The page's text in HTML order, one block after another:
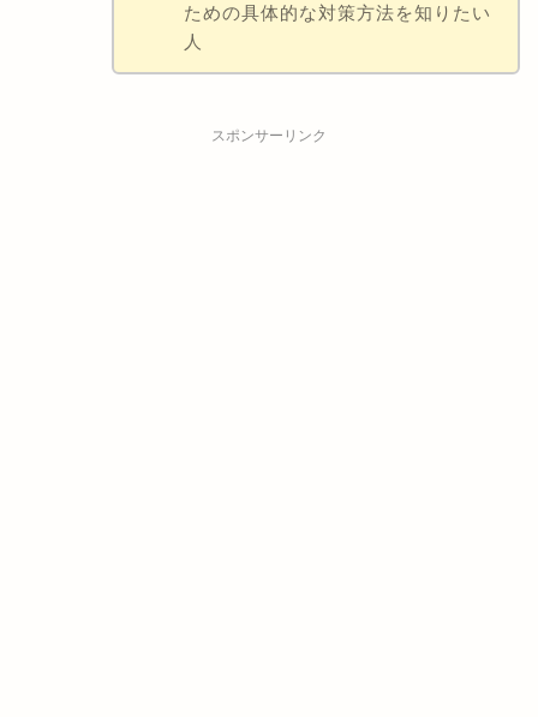
ための具体的な対策方法を知りたい
人
スポンサーリンク